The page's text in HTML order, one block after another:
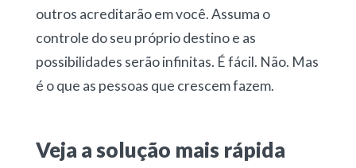
outros acreditarão em você. Assuma o
controle do seu próprio destino e as
possibilidades serão infinitas. É fácil. Não. Mas
é o que as pessoas que crescem fazem.
Veja a solução mais rápida